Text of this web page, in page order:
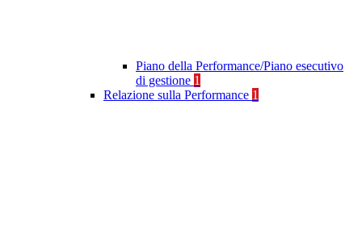
Piano della Performance/Piano esecutivo
di gestione 1
Relazione sulla Performance 1